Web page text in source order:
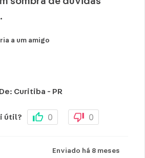
a um amigo
De: Curitiba - PR
útil? 0 0
Enviado há 8 meses